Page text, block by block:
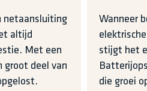
netaansluiting
altijd
Met een
groot deel van
Wanneer
stijgt het
die groei